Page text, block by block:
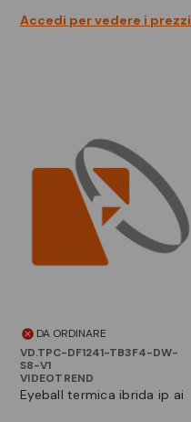
Accedi per vedere i prezzi
DA ORDINARE
VD.TPC-DF1241-TB3F4-DW-
S8-V1
VIDEOTREND
eyeball termica ibrida ip ai